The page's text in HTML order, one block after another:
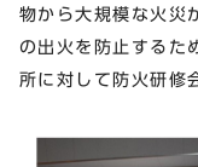
物から大規模な火災
の出火を防止するた
所に対して防火研修